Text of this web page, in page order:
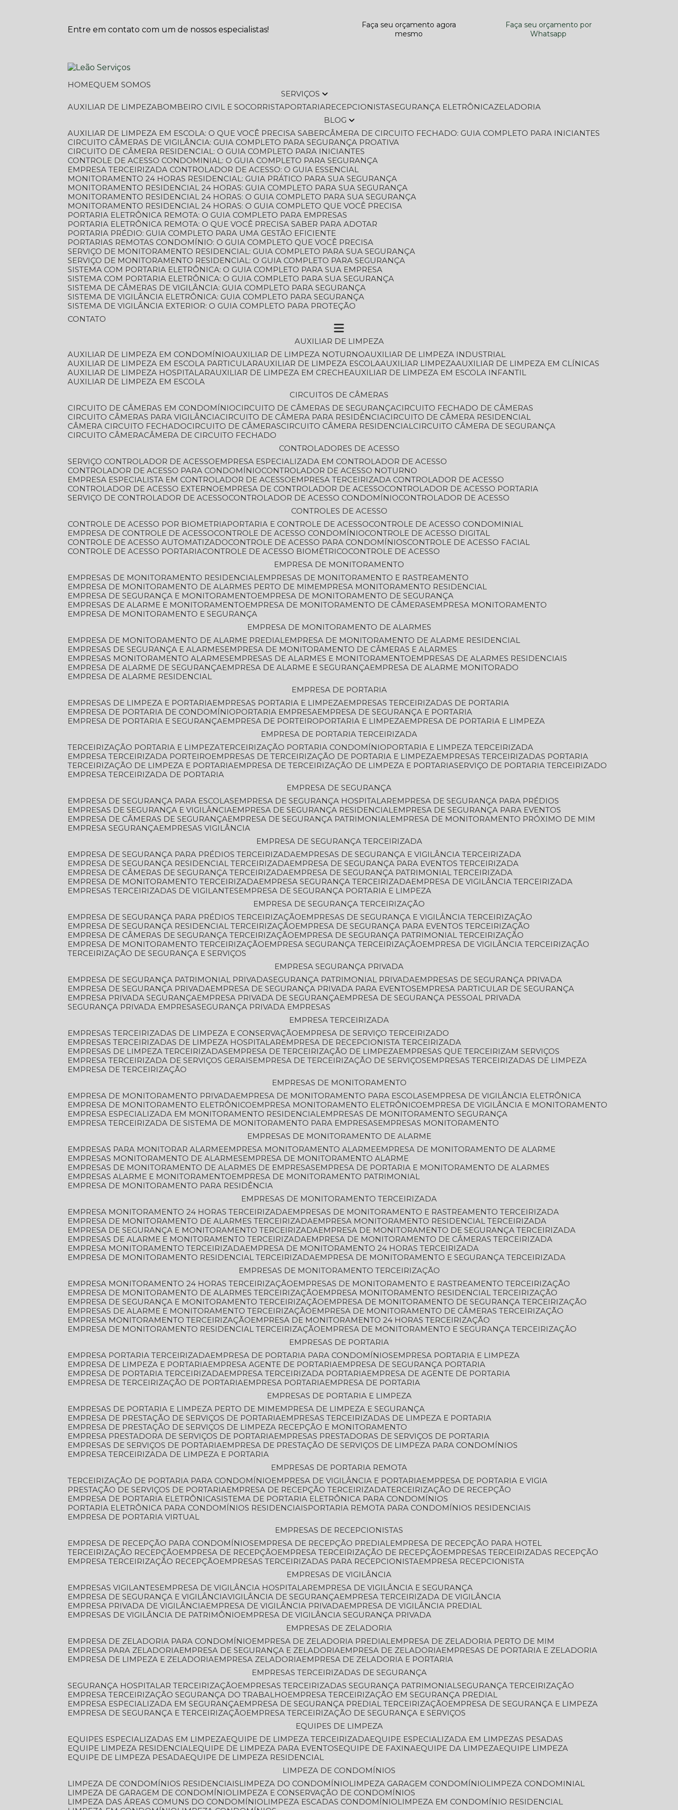
Entre em contato com um de nossos especialistas!
Faça seu orçamento agora
mesmo
Faça seu orçamento por
Whatsapp
HOME
QUEM SOMOS
SERVIÇOS
AUXILIAR DE LIMPEZA
BOMBEIRO CIVIL E SOCORRISTA PORTARIA RECEPCIONISTA SEGURANÇA ELETRÔNICA
ZELADORIA
BLOG
AUXILIAR DE LIMPEZA EM ESCOLA: O QUE VOCÊ PRECISA SABER
CÂMERA DE CIRCUITO FECHADO: GUIA COMPLETO PARA INICIANTES
CIRCUITO CÂMERAS DE VIGILÂNCIA: GUIA COMPLETO PARA SEGURANÇA PROATIVA
CIRCUITO DE CÂMERA RESIDENCIAL: O GUIA COMPLETO PARA INICIANTES
CONTROLE DE ACESSO CONDOMINIAL: O GUIA COMPLETO PARA SEGURANÇA
EMPRESA TERCEIRIZADA CONTROLADOR DE ACESSO: O GUIA ESSENCIAL
MONITORAMENTO 24 HORAS RESIDENCIAL: GUIA PRÁTICO PARA SUA SEGURANÇA
MONITORAMENTO RESIDENCIAL 24 HORAS: GUIA COMPLETO PARA SUA SEGURANÇA
MONITORAMENTO RESIDENCIAL 24 HORAS: O GUIA COMPLETO PARA SUA SEGURANÇA
MONITORAMENTO RESIDENCIAL 24 HORAS: O GUIA COMPLETO QUE VOCÊ PRECISA
PORTARIA ELETRÔNICA REMOTA: O GUIA COMPLETO PARA EMPRESAS
PORTARIA ELETRÔNICA REMOTA: O QUE VOCÊ PRECISA SABER PARA ADOTAR
PORTARIA PRÉDIO: GUIA COMPLETO PARA UMA GESTÃO EFICIENTE
PORTARIAS REMOTAS CONDOMÍNIO: O GUIA COMPLETO QUE VOCÊ PRECISA
SERVIÇO DE MONITORAMENTO RESIDENCIAL: GUIA COMPLETO PARA SUA SEGURANÇA
SERVIÇO DE MONITORAMENTO RESIDENCIAL: O GUIA COMPLETO PARA SEGURANÇA
SISTEMA COM PORTARIA ELETRÔNICA: O GUIA COMPLETO PARA SUA EMPRESA
SISTEMA COM PORTARIA ELETRÔNICA: O GUIA COMPLETO PARA SUA SEGURANÇA
SISTEMA DE CÂMERAS DE VIGILÂNCIA: GUIA COMPLETO PARA SEGURANÇA
SISTEMA DE VIGILÂNCIA ELETRÔNICA: GUIA COMPLETO PARA SEGURANÇA
SISTEMA DE VIGILÂNCIA EXTERIOR: O GUIA COMPLETO PARA PROTEÇÃO
CONTATO
AUXILIAR DE LIMPEZA
AUXILIAR DE LIMPEZA EM CONDOMÍNIO
AUXILIAR DE LIMPEZA NOTURNO
AUXILIAR DE LIMPEZA INDUSTRIAL
AUXILIAR DE LIMPEZA EM ESCOLA PARTICULAR
AUXILIAR DE LIMPEZA ESCOLA AUXILIAR LIMPEZA
AUXILIAR DE LIMPEZA EM CLÍNICAS
AUXILIAR DE LIMPEZA HOSPITALAR
AUXILIAR DE LIMPEZA EM CRECHE
AUXILIAR DE LIMPEZA EM ESCOLA INFANTIL
AUXILIAR DE LIMPEZA EM ESCOLA
CIRCUITOS DE CÂMERAS
CIRCUITO DE CÂMERAS EM CONDOMÍNIO
CIRCUITO DE CÂMERAS DE SEGURANÇA
CIRCUITO FECHADO DE CÂMERAS
CIRCUITO CÂMERAS PARA VIGILÂNCIA
CIRCUITO DE CÂMERA PARA RESIDÊNCIA
CIRCUITO DE CÂMERA RESIDENCIAL
CÂMERA CIRCUITO FECHADO
CIRCUITO DE CÂMERAS CIRCUITO CÂMERA RESIDENCIAL
CIRCUITO CÂMERA DE SEGURANÇA
CIRCUITO CÂMERA
CÂMERA DE CIRCUITO FECHADO
CONTROLADORES DE ACESSO
SERVIÇO CONTROLADOR DE ACESSO
EMPRESA ESPECIALIZADA EM CONTROLADOR DE ACESSO
CONTROLADOR DE ACESSO PARA CONDOMÍNIO
CONTROLADOR DE ACESSO NOTURNO
EMPRESA ESPECIALISTA EM CONTROLADOR DE ACESSO
EMPRESA TERCEIRIZADA CONTROLADOR DE ACESSO
CONTROLADOR DE ACESSO EXTERNO
EMPRESA DE CONTROLADOR DE ACESSO
CONTROLADOR DE ACESSO PORTARIA
SERVIÇO DE CONTROLADOR DE ACESSO
CONTROLADOR DE ACESSO CONDOMÍNIO
CONTROLADOR DE ACESSO
CONTROLES DE ACESSO
CONTROLE DE ACESSO POR BIOMETRIA
PORTARIA E CONTROLE DE ACESSO
CONTROLE DE ACESSO CONDOMINIAL
EMPRESA DE CONTROLE DE ACESSO
CONTROLE DE ACESSO CONDOMÍNIO
CONTROLE DE ACESSO DIGITAL
CONTROLE DE ACESSO AUTOMATIZADO
CONTROLE DE ACESSO PARA CONDOMÍNIOS
CONTROLE DE ACESSO FACIAL
CONTROLE DE ACESSO PORTARIA CONTROLE DE ACESSO BIOMÉTRICO
CONTROLE DE ACESSO
EMPRESA DE MONITORAMENTO
EMPRESAS DE MONITORAMENTO RESIDENCIAL
EMPRESAS DE MONITORAMENTO E RASTREAMENTO
EMPRESA DE MONITORAMENTO DE ALARMES PERTO DE MIM
EMPRESA MONITORAMENTO RESIDENCIAL
EMPRESA DE SEGURANÇA E MONITORAMENTO
EMPRESA DE MONITORAMENTO DE SEGURANÇA
EMPRESAS DE ALARME E MONITORAMENTO
EMPRESA DE MONITORAMENTO DE CÂMERAS
EMPRESA MONITORAMENTO
EMPRESA DE MONITORAMENTO E SEGURANÇA
EMPRESA DE MONITORAMENTO DE ALARMES
EMPRESA DE MONITORAMENTO DE ALARME PREDIAL
EMPRESA DE MONITORAMENTO DE ALARME RESIDENCIAL
EMPRESAS DE SEGURANÇA E ALARMES
EMPRESA DE MONITORAMENTO DE CÂMERAS E ALARMES
EMPRESAS MONITORAMENTO ALARMES
EMPRESAS DE ALARMES E MONITORAMENTO
EMPRESAS DE ALARMES RESIDENCIAIS
EMPRESA DE ALARME DE SEGURANÇA
EMPRESA DE ALARME E SEGURANÇA
EMPRESA DE ALARME MONITORADO
EMPRESA DE ALARME RESIDENCIAL
EMPRESA DE PORTARIA
EMPRESAS DE LIMPEZA E PORTARIA
EMPRESAS PORTARIA E LIMPEZA
EMPRESAS TERCEIRIZADAS DE PORTARIA
EMPRESA DE PORTARIA DE CONDOMÍNIO
PORTARIA EMPRESA
EMPRESA DE SEGURANÇA E PORTARIA
EMPRESA DE PORTARIA E SEGURANÇA
EMPRESA DE PORTEIRO PORTARIA E LIMPEZA
EMPRESA DE PORTARIA E LIMPEZA
EMPRESA DE PORTARIA TERCEIRIZADA
TERCEIRIZAÇÃO PORTARIA E LIMPEZA TERCEIRIZAÇÃO PORTARIA CONDOMÍNIO
PORTARIA E LIMPEZA TERCEIRIZADA
EMPRESA TERCEIRIZADA PORTEIRO
EMPRESAS DE TERCEIRIZAÇÃO DE PORTARIA E LIMPEZA
EMPRESAS TERCEIRIZADAS PORTARIA
TERCEIRIZAÇÃO DE LIMPEZA E PORTARIA
EMPRESA DE TERCEIRIZAÇÃO DE LIMPEZA E PORTARIA SERVIÇO DE PORTARIA TERCEIRIZADO
EMPRESA TERCEIRIZADA DE PORTARIA
EMPRESA DE SEGURANÇA
EMPRESA DE SEGURANÇA PARA ESCOLAS
EMPRESA DE SEGURANÇA HOSPITALAR
EMPRESA DE SEGURANÇA PARA PRÉDIOS
EMPRESAS DE SEGURANÇA E VIGILÂNCIA
EMPRESA DE SEGURANÇA RESIDENCIAL
EMPRESA DE SEGURANÇA PARA EVENTOS
EMPRESA DE CÂMERAS DE SEGURANÇA
EMPRESA DE SEGURANÇA PATRIMONIAL
EMPRESA DE MONITORAMENTO PRÓXIMO DE MIM
EMPRESA SEGURANÇA
EMPRESAS VIGILÂNCIA
EMPRESA DE SEGURANÇA TERCEIRIZADA
EMPRESA DE SEGURANÇA PARA PRÉDIOS TERCEIRIZADA
EMPRESAS DE SEGURANÇA E VIGILÂNCIA TERCEIRIZADA
EMPRESA DE SEGURANÇA RESIDENCIAL TERCEIRIZADA
EMPRESA DE SEGURANÇA PARA EVENTOS TERCEIRIZADA
EMPRESA DE CÂMERAS DE SEGURANÇA TERCEIRIZADA
EMPRESA DE SEGURANÇA PATRIMONIAL TERCEIRIZADA
EMPRESA DE MONITORAMENTO TERCEIRIZADA
EMPRESA SEGURANÇA TERCEIRIZADA
EMPRESA DE VIGILÂNCIA TERCEIRIZADA
EMPRESAS TERCEIRIZADAS DE VIGILANTES
EMPRESA DE SEGURANÇA PORTARIA E LIMPEZA
EMPRESA DE SEGURANÇA TERCEIRIZAÇÃO
EMPRESA DE SEGURANÇA PARA PRÉDIOS TERCEIRIZAÇÃO
EMPRESAS DE SEGURANÇA E VIGILÂNCIA TERCEIRIZAÇÃO
EMPRESA DE SEGURANÇA RESIDENCIAL TERCEIRIZAÇÃO
EMPRESA DE SEGURANÇA PARA EVENTOS TERCEIRIZAÇÃO
EMPRESA DE CÂMERAS DE SEGURANÇA TERCEIRIZAÇÃO
EMPRESA DE SEGURANÇA PATRIMONIAL TERCEIRIZAÇÃO
EMPRESA DE MONITORAMENTO TERCEIRIZAÇÃO
EMPRESA SEGURANÇA TERCEIRIZAÇÃO
EMPRESA DE VIGILÂNCIA TERCEIRIZAÇÃO
TERCEIRIZAÇÃO DE SEGURANÇA E SERVIÇOS
EMPRESA SEGURANÇA PRIVADA
EMPRESA DE SEGURANÇA PATRIMONIAL PRIVADA SEGURANÇA PATRIMONIAL PRIVADA
EMPRESAS DE SEGURANÇA PRIVADA
EMPRESA DE SEGURANÇA PRIVADA
EMPRESA DE SEGURANÇA PRIVADA PARA EVENTOS
EMPRESA PARTICULAR DE SEGURANÇA
EMPRESA PRIVADA SEGURANÇA
EMPRESA PRIVADA DE SEGURANÇA
EMPRESA DE SEGURANÇA PESSOAL PRIVADA
SEGURANÇA PRIVADA EMPRESA SEGURANÇA PRIVADA EMPRESAS
EMPRESA TERCEIRIZADA
EMPRESAS TERCEIRIZADAS DE LIMPEZA E CONSERVAÇÃO
EMPRESA DE SERVIÇO TERCEIRIZADO
EMPRESAS TERCEIRIZADAS DE LIMPEZA HOSPITALAR
EMPRESA DE RECEPCIONISTA TERCEIRIZADA
EMPRESAS DE LIMPEZA TERCEIRIZADAS
EMPRESA DE TERCEIRIZAÇÃO DE LIMPEZA
EMPRESAS QUE TERCEIRIZAM SERVIÇOS
EMPRESA TERCEIRIZADA DE SERVIÇOS GERAIS
EMPRESA DE TERCEIRIZAÇÃO DE SERVIÇOS
EMPRESAS TERCEIRIZADAS DE LIMPEZA
EMPRESA DE TERCEIRIZAÇÃO
EMPRESAS DE MONITORAMENTO
EMPRESA DE MONITORAMENTO PRIVADA
EMPRESA DE MONITORAMENTO PARA ESCOLAS
EMPRESA DE VIGILÂNCIA ELETRÔNICA
EMPRESA DE MONITORAMENTO ELETRÔNICO
EMPRESA MONITORAMENTO ELETRÔNICO
EMPRESA DE VIGILÂNCIA E MONITORAMENTO
EMPRESA ESPECIALIZADA EM MONITORAMENTO RESIDENCIAL
EMPRESAS DE MONITORAMENTO SEGURANÇA
EMPRESA TERCEIRIZADA DE SISTEMA DE MONITORAMENTO PARA EMPRESAS
EMPRESAS MONITORAMENTO
EMPRESAS DE MONITORAMENTO DE ALARME
EMPRESAS PARA MONITORAR ALARME
EMPRESA MONITORAMENTO ALARME
EMPRESA DE MONITORAMENTO DE ALARME
EMPRESAS MONITORAMENTO DE ALARMES
EMPRESA DE MONITORAMENTO ALARME
EMPRESAS DE MONITORAMENTO DE ALARMES DE EMPRESAS
EMPRESA DE PORTARIA E MONITORAMENTO DE ALARMES
EMPRESAS ALARME E MONITORAMENTO
EMPRESA DE MONITORAMENTO PATRIMONIAL
EMPRESA DE MONITORAMENTO PARA RESIDÊNCIA
EMPRESAS DE MONITORAMENTO TERCEIRIZADA
EMPRESA MONITORAMENTO 24 HORAS TERCEIRIZADA
EMPRESAS DE MONITORAMENTO E RASTREAMENTO TERCEIRIZADA
EMPRESA DE MONITORAMENTO DE ALARMES TERCEIRIZADA
EMPRESA MONITORAMENTO RESIDENCIAL TERCEIRIZADA
EMPRESA DE SEGURANÇA E MONITORAMENTO TERCEIRIZADA
EMPRESA DE MONITORAMENTO DE SEGURANÇA TERCEIRIZADA
EMPRESAS DE ALARME E MONITORAMENTO TERCEIRIZADA
EMPRESA DE MONITORAMENTO DE CÂMERAS TERCEIRIZADA
EMPRESA MONITORAMENTO TERCEIRIZADA
EMPRESA DE MONITORAMENTO 24 HORAS TERCEIRIZADA
EMPRESA DE MONITORAMENTO RESIDENCIAL TERCEIRIZADA
EMPRESA DE MONITORAMENTO E SEGURANÇA TERCEIRIZADA
EMPRESAS DE MONITORAMENTO TERCEIRIZAÇÃO
EMPRESA MONITORAMENTO 24 HORAS TERCEIRIZAÇÃO
EMPRESAS DE MONITORAMENTO E RASTREAMENTO TERCEIRIZAÇÃO
EMPRESA DE MONITORAMENTO DE ALARMES TERCEIRIZAÇÃO
EMPRESA MONITORAMENTO RESIDENCIAL TERCEIRIZAÇÃO
EMPRESA DE SEGURANÇA E MONITORAMENTO TERCEIRIZAÇÃO
EMPRESA DE MONITORAMENTO DE SEGURANÇA TERCEIRIZAÇÃO
EMPRESAS DE ALARME E MONITORAMENTO TERCEIRIZAÇÃO
EMPRESA DE MONITORAMENTO DE CÂMERAS TERCEIRIZAÇÃO
EMPRESA MONITORAMENTO TERCEIRIZAÇÃO
EMPRESA DE MONITORAMENTO 24 HORAS TERCEIRIZAÇÃO
EMPRESA DE MONITORAMENTO RESIDENCIAL TERCEIRIZAÇÃO
EMPRESA DE MONITORAMENTO E SEGURANÇA TERCEIRIZAÇÃO
EMPRESAS DE PORTARIA
EMPRESA PORTARIA TERCEIRIZADA
EMPRESA DE PORTARIA PARA CONDOMÍNIOS
EMPRESA PORTARIA E LIMPEZA
EMPRESA DE LIMPEZA E PORTARIA
EMPRESA AGENTE DE PORTARIA
EMPRESA DE SEGURANÇA PORTARIA
EMPRESA DE PORTARIA TERCEIRIZADA
EMPRESA TERCEIRIZADA PORTARIA
EMPRESA DE AGENTE DE PORTARIA
EMPRESA DE TERCEIRIZAÇÃO DE PORTARIA
EMPRESA PORTARIA
EMPRESA DE PORTARIA
EMPRESAS DE PORTARIA E LIMPEZA
EMPRESAS DE PORTARIA E LIMPEZA PERTO DE MIM
EMPRESA DE LIMPEZA E SEGURANÇA
EMPRESA DE PRESTAÇÃO DE SERVIÇOS DE PORTARIA
EMPRESAS TERCEIRIZADAS DE LIMPEZA E PORTARIA
EMPRESA DE PRESTAÇÃO DE SERVIÇOS DE LIMPEZA RECEPÇÃO E MONITORAMENTO
EMPRESA PRESTADORA DE SERVIÇOS DE PORTARIA
EMPRESAS PRESTADORAS DE SERVIÇOS DE PORTARIA
EMPRESAS DE SERVIÇOS DE PORTARIA
EMPRESA DE PRESTAÇÃO DE SERVIÇOS DE LIMPEZA PARA CONDOMÍNIOS
EMPRESA TERCEIRIZADA DE LIMPEZA E PORTARIA
EMPRESAS DE PORTARIA REMOTA
TERCEIRIZAÇÃO DE PORTARIA PARA CONDOMÍNIO
EMPRESA DE VIGILÂNCIA E PORTARIA
EMPRESA DE PORTARIA E VIGIA
PRESTAÇÃO DE SERVIÇOS DE PORTARIA
EMPRESA DE RECEPÇÃO TERCEIRIZADA TERCEIRIZAÇÃO DE RECEPÇÃO
EMPRESA DE PORTARIA ELETRÔNICA SISTEMA DE PORTARIA ELETRÔNICA PARA CONDOMÍNIOS
PORTARIA ELETRÔNICA PARA CONDOMÍNIOS RESIDENCIAIS
PORTARIA REMOTA PARA CONDOMÍNIOS RESIDENCIAIS
EMPRESA DE PORTARIA VIRTUAL
EMPRESAS DE RECEPCIONISTAS
EMPRESA DE RECEPÇÃO PARA CONDOMÍNIOS
EMPRESA DE RECEPÇÃO PREDIAL
EMPRESA DE RECEPÇÃO PARA HOTEL
TERCEIRIZAÇÃO RECEPÇÃO
EMPRESA DE RECEPÇÃO EMPRESA TERCEIRIZAÇÃO DE RECEPÇÃO
EMPRESAS TERCEIRIZADAS RECEPÇÃO
EMPRESA TERCEIRIZAÇÃO RECEPÇÃO
EMPRESAS TERCEIRIZADAS PARA RECEPCIONISTA
EMPRESA RECEPCIONISTA
EMPRESAS DE VIGILÂNCIA
EMPRESAS VIGILANTES
EMPRESA DE VIGILÂNCIA HOSPITALAR
EMPRESA DE VIGILÂNCIA E SEGURANÇA
EMPRESA DE SEGURANÇA E VIGILÂNCIA VIGILÂNCIA DE SEGURANÇA
EMPRESA TERCEIRIZADA DE VIGILÂNCIA
EMPRESA PRIVADA DE VIGILÂNCIA
EMPRESA DE VIGILÂNCIA PRIVADA
EMPRESA DE VIGILÂNCIA PREDIAL
EMPRESAS DE VIGILÂNCIA DE PATRIMÔNIO
EMPRESA DE VIGILÂNCIA SEGURANÇA PRIVADA
EMPRESAS DE ZELADORIA
EMPRESA DE ZELADORIA PARA CONDOMÍNIO
EMPRESA DE ZELADORIA PREDIAL
EMPRESA DE ZELADORIA PERTO DE MIM
EMPRESA PARA ZELADORIA
EMPRESA DE SEGURANÇA E ZELADORIA EMPRESA DE ZELADORIA
EMPRESAS DE PORTARIA E ZELADORIA
EMPRESA DE LIMPEZA E ZELADORIA
EMPRESA ZELADORIA
EMPRESA DE ZELADORIA E PORTARIA
EMPRESAS TERCEIRIZADAS DE SEGURANÇA
SEGURANÇA HOSPITALAR TERCEIRIZAÇÃO
EMPRESAS TERCEIRIZADAS SEGURANÇA PATRIMONIAL SEGURANÇA TERCEIRIZAÇÃO
EMPRESA TERCEIRIZAÇÃO SEGURANÇA DO TRABALHO
EMPRESA TERCEIRIZAÇÃO EM SEGURANÇA PREDIAL
EMPRESA ESPECIALIZADA EM SEGURANÇA
EMPRESA DE SEGURANÇA PREDIAL TERCEIRIZAÇÃO
EMPRESA DE SEGURANÇA E LIMPEZA
EMPRESA DE SEGURANÇA E TERCEIRIZAÇÃO
EMPRESA TERCEIRIZAÇÃO DE SEGURANÇA E SERVIÇOS
EQUIPES DE LIMPEZA
EQUIPES ESPECIALIZADAS EM LIMPEZA EQUIPE DE LIMPEZA TERCEIRIZADA EQUIPE ESPECIALIZADA EM LIMPEZAS PESADAS
EQUIPE LIMPEZA RESIDENCIAL EQUIPE DE LIMPEZA PARA EVENTOS EQUIPE DE FAXINA EQUIPE DA LIMPEZA EQUIPE LIMPEZA
EQUIPE DE LIMPEZA PESADA EQUIPE DE LIMPEZA RESIDENCIAL
LIMPEZA DE CONDOMÍNIOS
LIMPEZA DE CONDOMÍNIOS RESIDENCIAIS
LIMPEZA DO CONDOMÍNIO LIMPEZA GARAGEM CONDOMÍNIO
LIMPEZA CONDOMINIAL
LIMPEZA DE GARAGEM DE CONDOMÍNIO
LIMPEZA E CONSERVAÇÃO DE CONDOMÍNIOS
LIMPEZA DAS ÁREAS COMUNS DO CONDOMÍNIO
LIMPEZA ESCADAS CONDOMÍNIO
LIMPEZA EM CONDOMÍNIO RESIDENCIAL